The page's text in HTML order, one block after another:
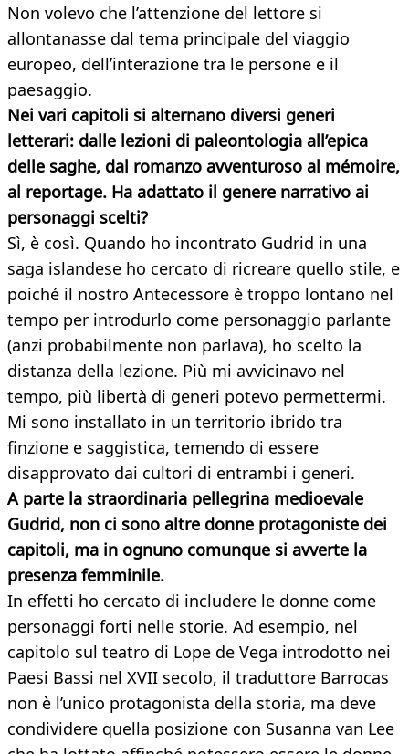
Non volevo che l’attenzione del lettore si
allontanasse dal tema principale del viaggio
europeo, dell’interazione tra le persone e il
paesaggio.
Nei vari capitoli si alternano diversi generi
letterari: dalle lezioni di paleontologia all’epica
delle saghe, dal romanzo avventuroso al mémoire,
al reportage. Ha adattato il genere narrativo ai
personaggi scelti?
Sì, è così. Quando ho incontrato Gudrid in una
saga islandese ho cercato di ricreare quello stile, e
poiché il nostro Antecessore è troppo lontano nel
tempo per introdurlo come personaggio parlante
(anzi probabilmente non parlava), ho scelto la
distanza della lezione. Più mi avvicinavo nel
tempo, più libertà di generi potevo permettermi.
Mi sono installato in un territorio ibrido tra
finzione e saggistica, temendo di essere
disapprovato dai cultori di entrambi i generi.
A parte la straordinaria pellegrina medioevale
Gudrid, non ci sono altre donne protagoniste dei
capitoli, ma in ognuno comunque si avverte la
presenza femminile.
In effetti ho cercato di includere le donne come
personaggi forti nelle storie. Ad esempio, nel
capitolo sul teatro di Lope de Vega introdotto nei
Paesi Bassi nel XVII secolo, il traduttore Barrocas
non è l’unico protagonista della storia, ma deve
condividere quella posizione con Susanna van Lee